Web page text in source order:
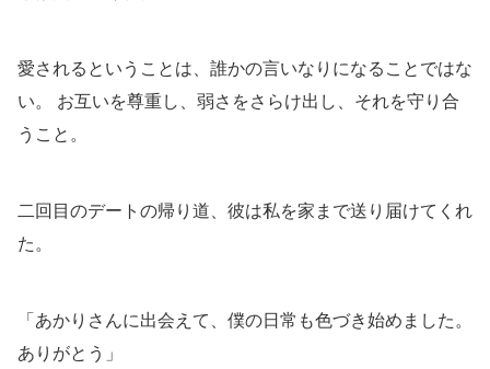
愛されるということは、誰かの言いなりになることではな
い。 お互いを尊重し、弱さをさらけ出し、それを守り合
うこと。
二回目のデートの帰り道、彼は私を家まで送り届けてくれ
た。
「あかりさんに出会えて、僕の日常も色づき始めました。
ありがとう」